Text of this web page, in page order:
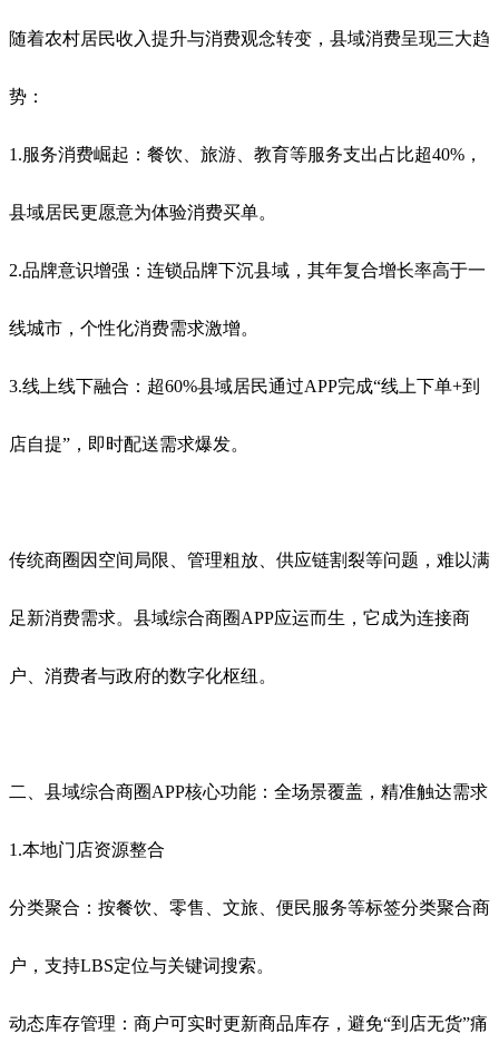
随着农村居民收入提升与消费观念转变，县域消费呈现三大趋
势：
1.服务消费崛起：餐饮、旅游、教育等服务支出占比超40%，
县域居民更愿意为体验消费买单。
2.品牌意识增强：连锁品牌下沉县域，其年复合增长率高于一
线城市，个性化消费需求激增。
3.线上线下融合：超60%县域居民通过APP完成“线上下单+到
店自提”，即时配送需求爆发。
传统商圈因空间局限、管理粗放、供应链割裂等问题，难以满
足新消费需求。县域综合商圈APP应运而生，它成为连接商
户、消费者与政府的数字化枢纽。
二、县域综合商圈APP核心功能：全场景覆盖，精准触达需求
1.本地门店资源整合
分类聚合：按餐饮、零售、文旅、便民服务等标签分类聚合商
户，支持LBS定位与关键词搜索。
动态库存管理：商户可实时更新商品库存，避免“到店无货”痛